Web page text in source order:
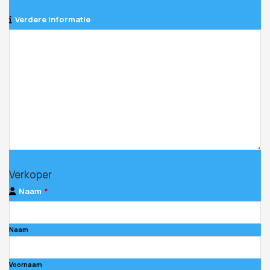
Verdere informatie
Verkoper
Naam *
Naam
Voornaam